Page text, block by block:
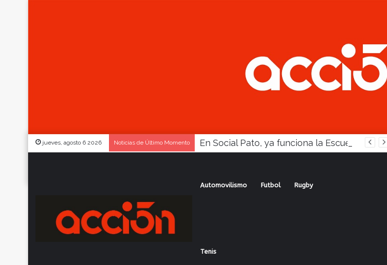
jueves, agosto 6 2026 Noticias de Último Momento
Automovilismo Futbol Rugby
Tenis
Actualidad/ Golearon Boca Jrs y Racing, y Ferro superó a Amigos Unidos
Golearon Boca Jrs y Racing, y